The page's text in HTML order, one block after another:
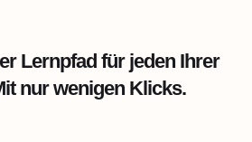
Lernpfad für jeden Ihrer
nur wenigen Klicks.